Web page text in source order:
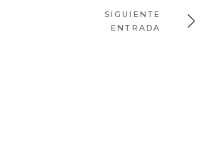
SIGUIENTE
ENTRADA